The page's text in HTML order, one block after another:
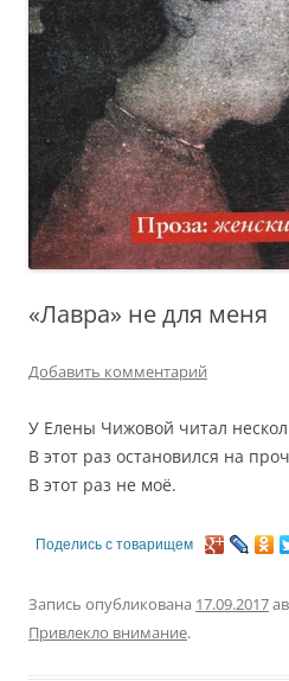
«Лавра» не для меня
Добавить комментарий
У Елены Чижовой читал
В этот раз остановился на
В этот раз не моё.
Поделись с товарищем
Запись опубликована 17.09.2017
Привлекло внимание.